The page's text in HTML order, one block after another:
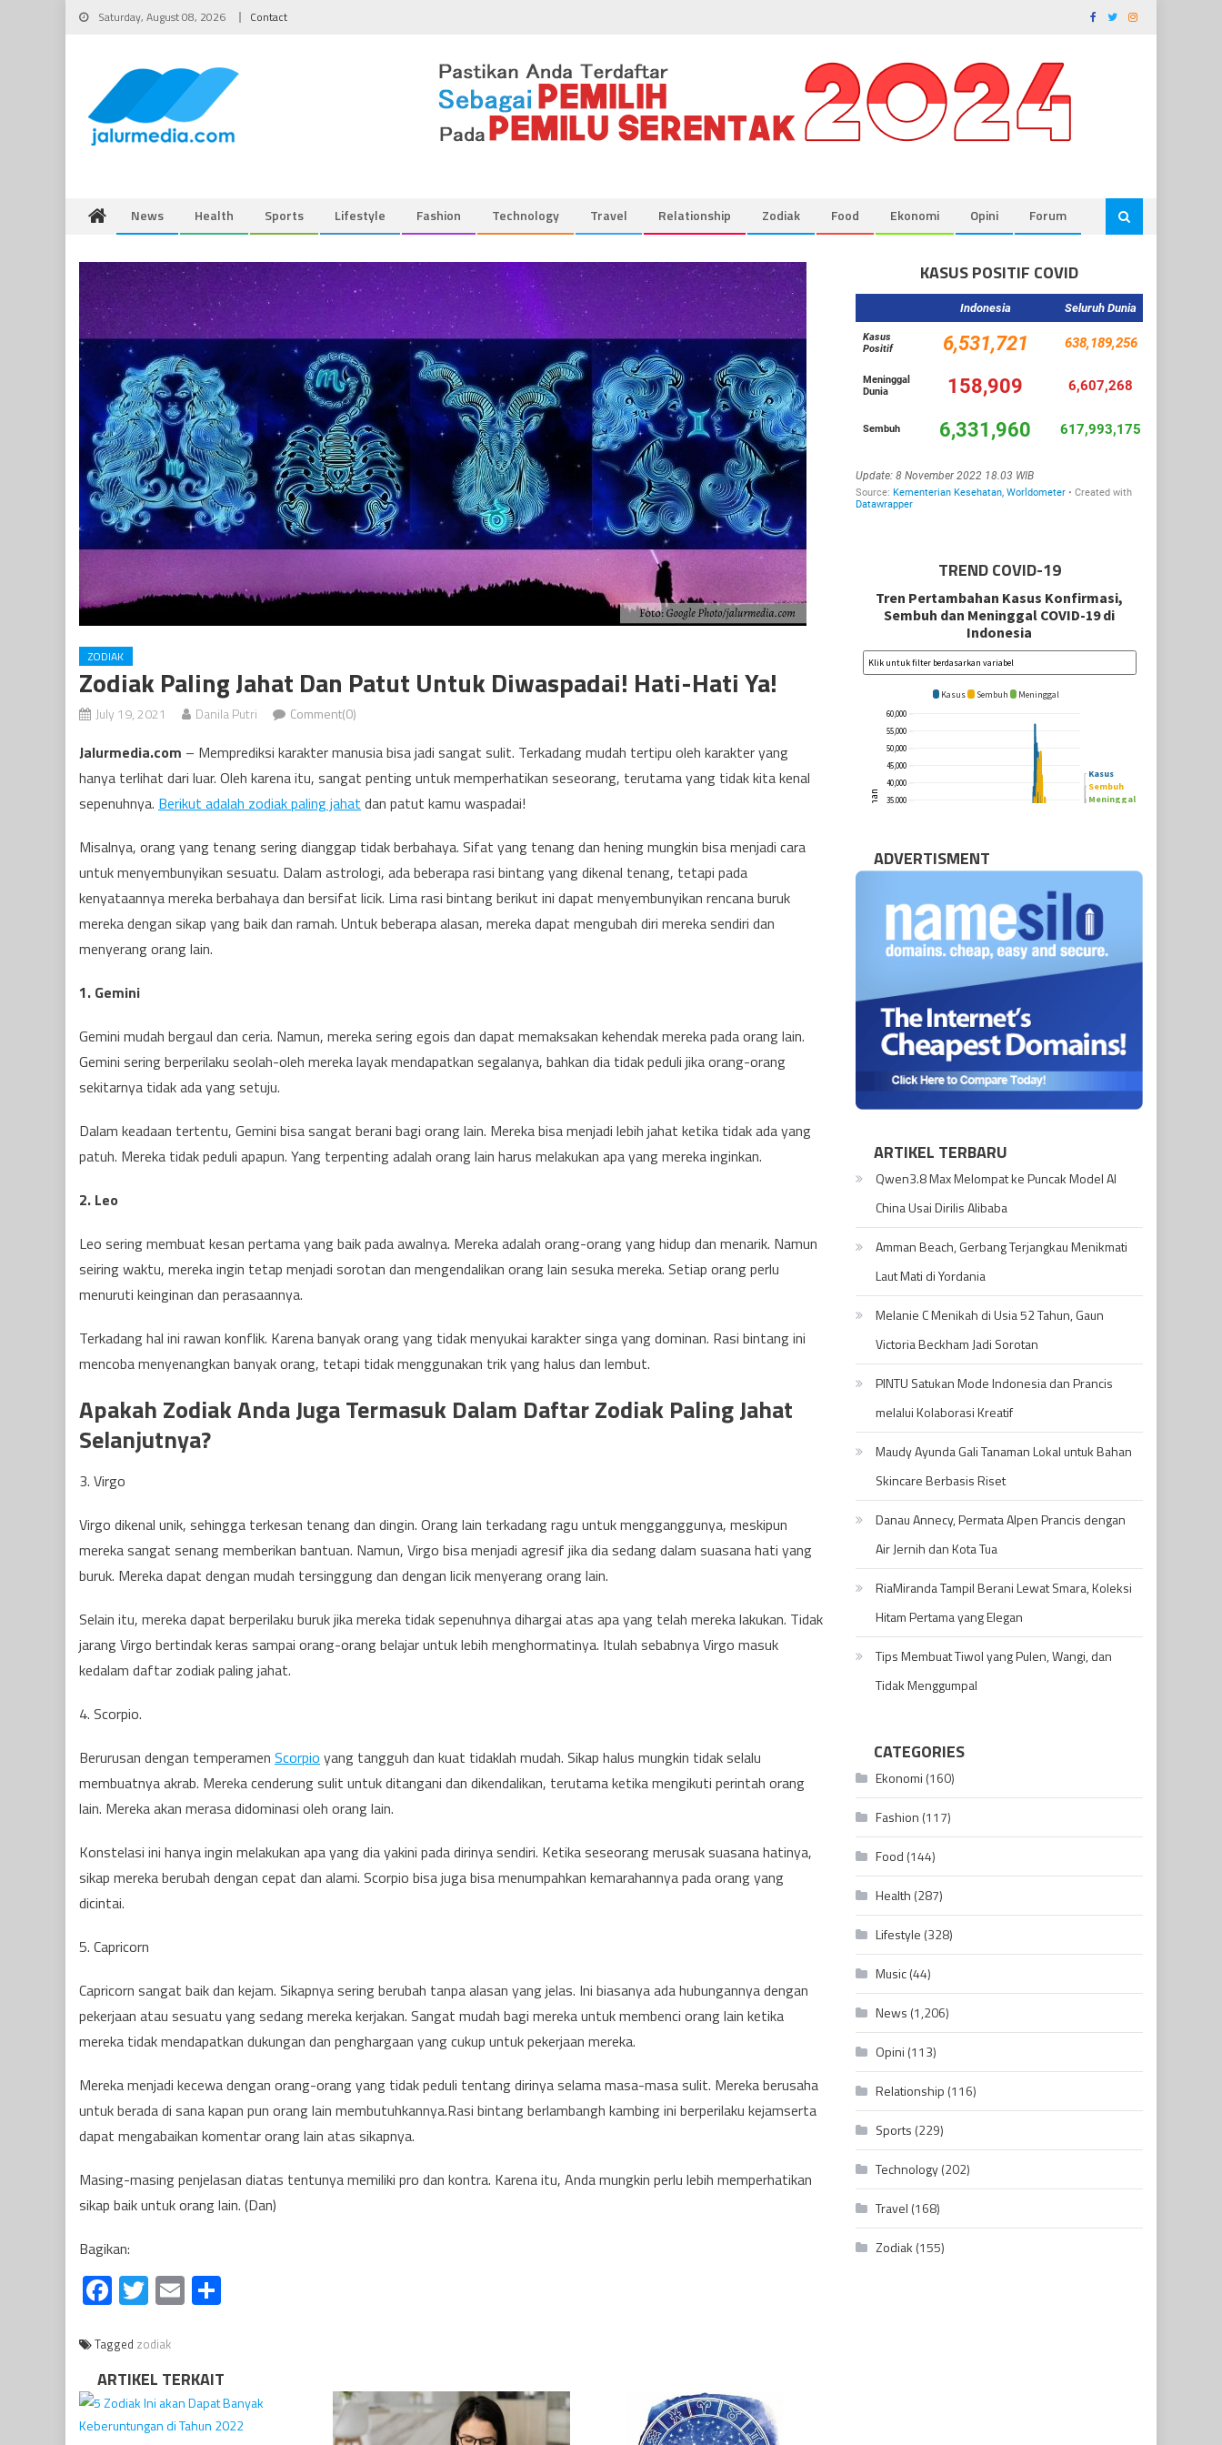
Skip
Saturday, August 08, 2026 Contact
News Health Sports Lifestyle Fashion Technology Travel Relationship Zodiak Food Ekonomi Opini Forum
ZODIAK
Zodiak Paling Jahat Dan Patut Untuk Diwaspadai! Hati-Hati Ya!
July 19, 2021 Danila Putri Comment(0)
Jalurmedia.com – Memprediksi karakter manusia bisa jadi sangat sulit. Terkadang mudah tertipu oleh karakter yang
hanya terlihat dari luar. Oleh karena itu, sangat penting untuk memperhatikan seseorang, terutama yang tidak kita kenal
sepenuhnya. Berikut adalah zodiak paling jahat dan patut kamu waspadai!
Misalnya, orang yang tenang sering dianggap tidak berbahaya. Sifat yang tenang dan hening mungkin bisa menjadi cara
untuk menyembunyikan sesuatu. Dalam astrologi, ada beberapa rasi bintang yang dikenal tenang, tetapi pada
kenyataannya mereka berbahaya dan bersifat licik. Lima rasi bintang berikut ini dapat menyembunyikan rencana buruk
mereka dengan sikap yang baik dan ramah. Untuk beberapa alasan, mereka dapat mengubah diri mereka sendiri dan
menyerang orang lain.
1. Gemini
Gemini mudah bergaul dan ceria. Namun, mereka sering egois dan dapat memaksakan kehendak mereka pada orang lain.
Gemini sering berperilaku seolah-oleh mereka layak mendapatkan segalanya, bahkan dia tidak peduli jika orang-orang
sekitarnya tidak ada yang setuju.
Dalam keadaan tertentu, Gemini bisa sangat berani bagi orang lain. Mereka bisa menjadi lebih jahat ketika tidak ada yang
patuh. Mereka tidak peduli apapun. Yang terpenting adalah orang lain harus melakukan apa yang mereka inginkan.
2. Leo
Leo sering membuat kesan pertama yang baik pada awalnya. Mereka adalah orang-orang yang hidup dan menarik. Namun
seiring waktu, mereka ingin tetap menjadi sorotan dan mengendalikan orang lain sesuka mereka. Setiap orang perlu
menuruti keinginan dan perasaannya.
Terkadang hal ini rawan konflik. Karena banyak orang yang tidak menyukai karakter singa yang dominan. Rasi bintang ini
mencoba menyenangkan banyak orang, tetapi tidak menggunakan trik yang halus dan lembut.
Apakah Zodiak Anda Juga Termasuk Dalam Daftar Zodiak Paling Jahat
Selanjutnya?
3. Virgo
Virgo dikenal unik, sehingga terkesan tenang dan dingin. Orang lain terkadang ragu untuk mengganggunya, meskipun
mereka sangat senang memberikan bantuan. Namun, Virgo bisa menjadi agresif jika dia sedang dalam suasana hati yang
buruk. Mereka dapat dengan mudah tersinggung dan dengan licik menyerang orang lain.
Selain itu, mereka dapat berperilaku buruk jika mereka tidak sepenuhnya dihargai atas apa yang telah mereka lakukan. Tidak
jarang Virgo bertindak keras sampai orang-orang belajar untuk lebih menghormatinya. Itulah sebabnya Virgo masuk
kedalam daftar zodiak paling jahat.
4. Scorpio.
Berurusan dengan temperamen Scorpio yang tangguh dan kuat tidaklah mudah. Sikap halus mungkin tidak selalu
membuatnya akrab. Mereka cenderung sulit untuk ditangani dan dikendalikan, terutama ketika mengikuti perintah orang
lain. Mereka akan merasa didominasi oleh orang lain.
Konstelasi ini hanya ingin melakukan apa yang dia yakini pada dirinya sendiri. Ketika seseorang merusak suasana hatinya,
sikap mereka berubah dengan cepat dan alami. Scorpio bisa juga bisa menumpahkan kemarahannya pada orang yang
dicintai.
5. Capricorn
Capricorn sangat baik dan kejam. Sikapnya sering berubah tanpa alasan yang jelas. Ini biasanya ada hubungannya dengan
pekerjaan atau sesuatu yang sedang mereka kerjakan. Sangat mudah bagi mereka untuk membenci orang lain ketika
mereka tidak mendapatkan dukungan dan penghargaan yang cukup untuk pekerjaan mereka.
Mereka menjadi kecewa dengan orang-orang yang tidak peduli tentang dirinya selama masa-masa sulit. Mereka berusaha
untuk berada di sana kapan pun orang lain membutuhkannya.Rasi bintang berlambangh kambing ini berperilaku kejamserta
dapat mengabaikan komentar orang lain atas sikapnya.
Masing-masing penjelasan diatas tentunya memiliki pro dan kontra. Karena itu, Anda mungkin perlu lebih memperhatikan
sikap baik untuk orang lain. (Dan)
Bagikan:
Facebook
Twitter
Email
Tagged zodiak
ARTIKEL TERKAIT
KASUS POSITIF COVID
TREND COVID-19
ADVERTISMENT
ARTIKEL TERBARU
Qwen3.8 Max Melompat ke Puncak Model AI
China Usai Dirilis Alibaba
Amman Beach, Gerbang Terjangkau Menikmati
Laut Mati di Yordania
Melanie C Menikah di Usia 52 Tahun, Gaun
Victoria Beckham Jadi Sorotan
PINTU Satukan Mode Indonesia dan Prancis
melalui Kolaborasi Kreatif
Maudy Ayunda Gali Tanaman Lokal untuk Bahan
Skincare Berbasis Riset
Danau Annecy, Permata Alpen Prancis dengan
Air Jernih dan Kota Tua
RiaMiranda Tampil Berani Lewat Smara, Koleksi
Hitam Pertama yang Elegan
Tips Membuat Tiwol yang Pulen, Wangi, dan
Tidak Menggumpal
CATEGORIES
Ekonomi (160)
Fashion (117)
Food (144)
Health (287)
Lifestyle (328)
Music(44)
News (1,206)
Opini (113)
Relationship (116)
Sports (229)
Technology(202)
Travel (168)
Zodiak (155)